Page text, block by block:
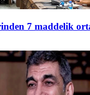
7 maddelik